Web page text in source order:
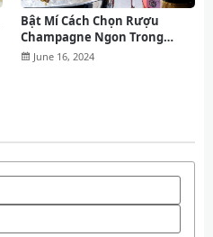
Bật Mí Cách Chọn Rượu
Champagne Ngon Trong
Những Dịp Quan Trọng
June 16, 2024